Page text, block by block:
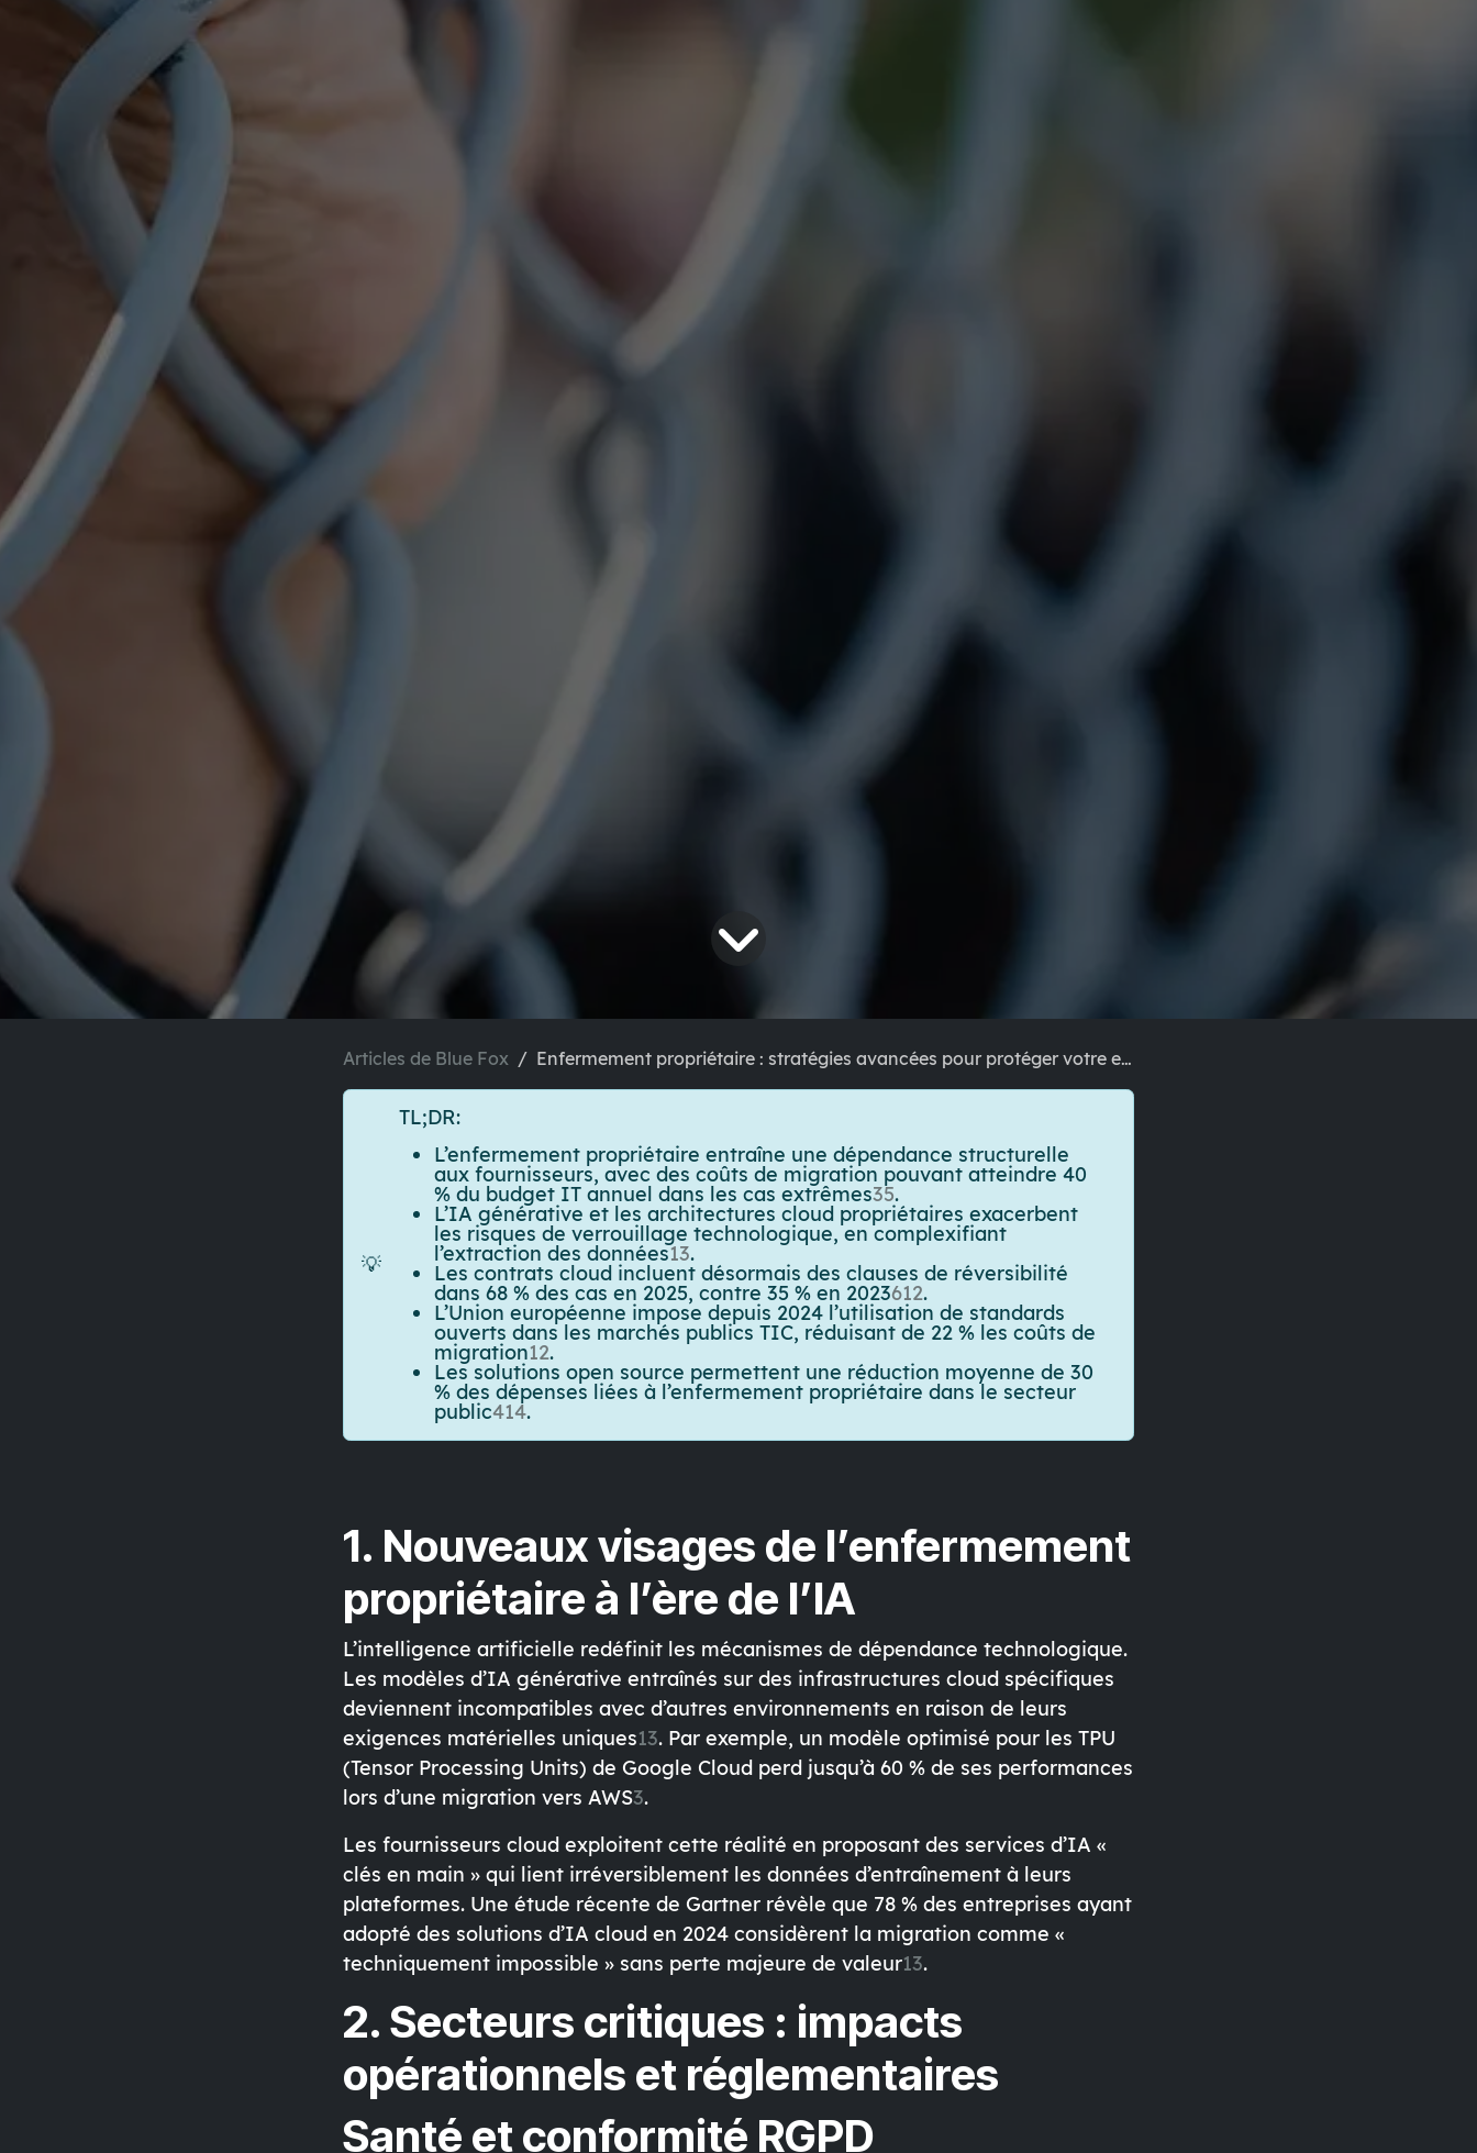
Articles de Blue Fox Enfermement propriétaire : stratégies avancées pour protéger votre entreprise
💡
TL;DR:
L’enfermement propriétaire entraîne une dépendance structurelle
aux fournisseurs, avec des coûts de migration pouvant atteindre 40
% du budget IT annuel dans les cas extrêmes35.
L’IA générative et les architectures cloud propriétaires exacerbent
les risques de verrouillage technologique, en complexifiant
l’extraction des données13.
Les contrats cloud incluent désormais des clauses de réversibilité
dans 68 % des cas en 2025, contre 35 % en 2023612.
L’Union européenne impose depuis 2024 l’utilisation de standards
ouverts dans les marchés publics TIC, réduisant de 22 % les coûts de
migration12.
Les solutions open source permettent une réduction moyenne de 30
% des dépenses liées à l’enfermement propriétaire dans le secteur
public414.
1. Nouveaux visages de l’enfermement
propriétaire à l’ère de l’IA
L’intelligence artificielle redéfinit les mécanismes de dépendance technologique.
Les modèles d’IA générative entraînés sur des infrastructures cloud spécifiques
deviennent incompatibles avec d’autres environnements en raison de leurs
exigences matérielles uniques13. Par exemple, un modèle optimisé pour les TPU
(Tensor Processing Units) de Google Cloud perd jusqu’à 60 % de ses performances
lors d’une migration vers AWS3.
Les fournisseurs cloud exploitent cette réalité en proposant des services d’IA «
clés en main » qui lient irréversiblement les données d’entraînement à leurs
plateformes. Une étude récente de Gartner révèle que 78 % des entreprises ayant
adopté des solutions d’IA cloud en 2024 considèrent la migration comme «
techniquement impossible » sans perte majeure de valeur13.
2. Secteurs critiques : impacts
opérationnels et réglementaires
Santé et conformité RGPD